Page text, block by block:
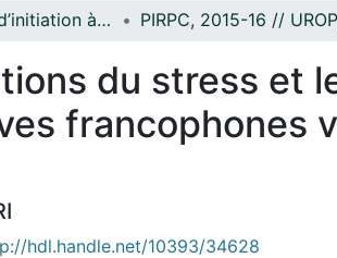
Programme d’initiation à la recherche au premier cycle (PIRPC) // Undergraduate Research Opportunity Program (UROP)
du stress et
francophones
hdl.handle.net/10393/34628